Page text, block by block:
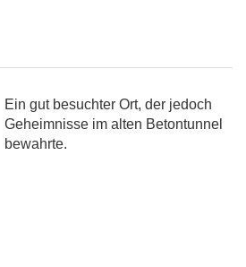
Ein gut besuchter Ort, der jedoch
Geheimnisse im alten Betontunnel
bewahrte.